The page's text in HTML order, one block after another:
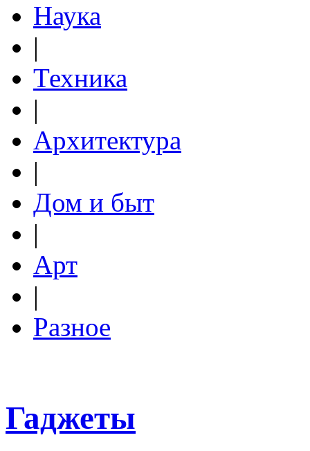
Наука
|
Техника
|
Архитектура
|
Дом и быт
|
Арт
|
Разное
Гаджеты